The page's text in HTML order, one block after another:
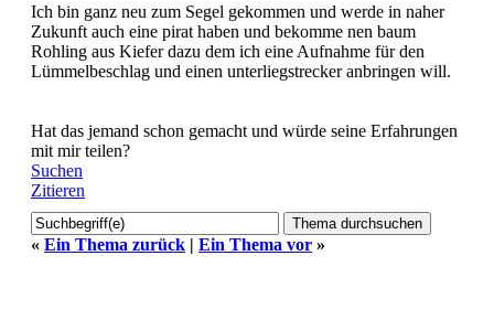
Ich bin ganz neu zum Segel gekommen und werde in naher
Zukunft auch eine pirat haben und bekomme nen baum
Rohling aus Kiefer dazu dem ich eine Aufnahme für den
Lümmelbeschlag und einen unterliegstrecker anbringen will.
Hat das jemand schon gemacht und würde seine Erfahrungen
mit mir teilen?
Suchen
Zitieren
« Ein Thema zurück Ein Thema vor »